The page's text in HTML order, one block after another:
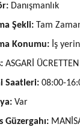
Danışmanlık
Şekli: Tam
Konumu: İş
ASGARİ
Saatleri: 08:00-
Var
Güzergahı: